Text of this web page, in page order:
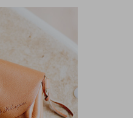
のに、予定より早く手元
赤にきりっと紺ですがか
た。
素敵なものになってお